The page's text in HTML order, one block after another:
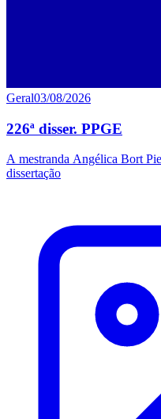
Geral03/08/2026
226ª disser. PPGE
A mestranda Angélica Bort
dissertação